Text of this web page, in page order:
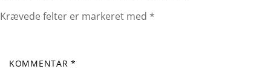
Krævede felter er markeret med *
KOMMENTAR *